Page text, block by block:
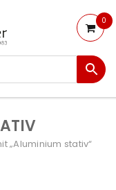
0
„Aluminium stativ“